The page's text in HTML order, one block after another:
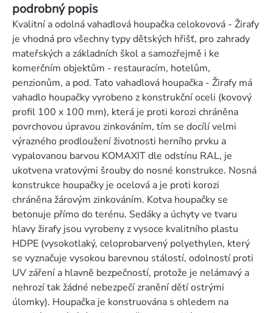
podrobný popis
Kvalitní a odolná vahadlová houpačka celokovová - Žirafy
je vhodná pro všechny typy dětských hřišť, pro zahrady
mateřských a základních škol a samozřejmě i ke
komerčním objektům - restauracím, hotelům,
penzionům, a pod. Tato vahadlová houpačka - Žirafy má
vahadlo houpačky vyrobeno z konstrukční oceli (kovový
profil 100 x 100 mm), která je proti korozi chráněna
povrchovou úpravou zinkováním, tím se docílí velmi
výrazného prodloužení životnosti herního prvku a
vypalovanou barvou KOMAXIT dle odstínu RAL, je
ukotvena vratovými šrouby do nosné konstrukce. Nosná
konstrukce houpačky je ocelová a je proti korozi
chráněna žárovým zinkováním. Kotva houpačky se
betonuje přímo do terénu. Sedáky a úchyty ve tvaru
hlavy žirafy jsou vyrobeny z vysoce kvalitního plastu
HDPE (vysokotlaký, celoprobarvený polyethylen, který
se vyznačuje vysokou barevnou stálostí, odolností proti
UV záření a hlavně bezpečností, protože je nelámavý a
nehrozí tak žádné nebezpečí zranění dětí ostrými
úlomky). Houpačka je konstruována s ohledem na